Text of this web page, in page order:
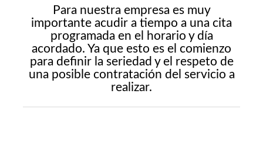
Para nuestra empresa es muy
importante acudir a tiempo a una cita
programada en el horario y día
acordado. Ya que esto es el comienzo
para definir la seriedad y el respeto de
una posible contratación del servicio a
realizar.